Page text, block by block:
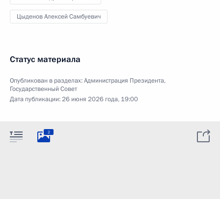
Цыденов Алексей Самбуевич
Статус материала
Опубликован в разделах:Администрация Президента,
Государственный Совет
Дата публикации:26 июня 2026 года, 19:00
2